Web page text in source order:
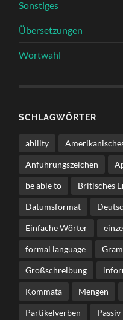
Sonstiges
Übersetzungen
Wortwahl
SCHLAGWÖRTER
ability
Anführungszeichen
be able to Britisches
Datumsformat
Einfache Wörter
formal language
Großschreibung
Kommata Mengen
Partikelverben Passiv